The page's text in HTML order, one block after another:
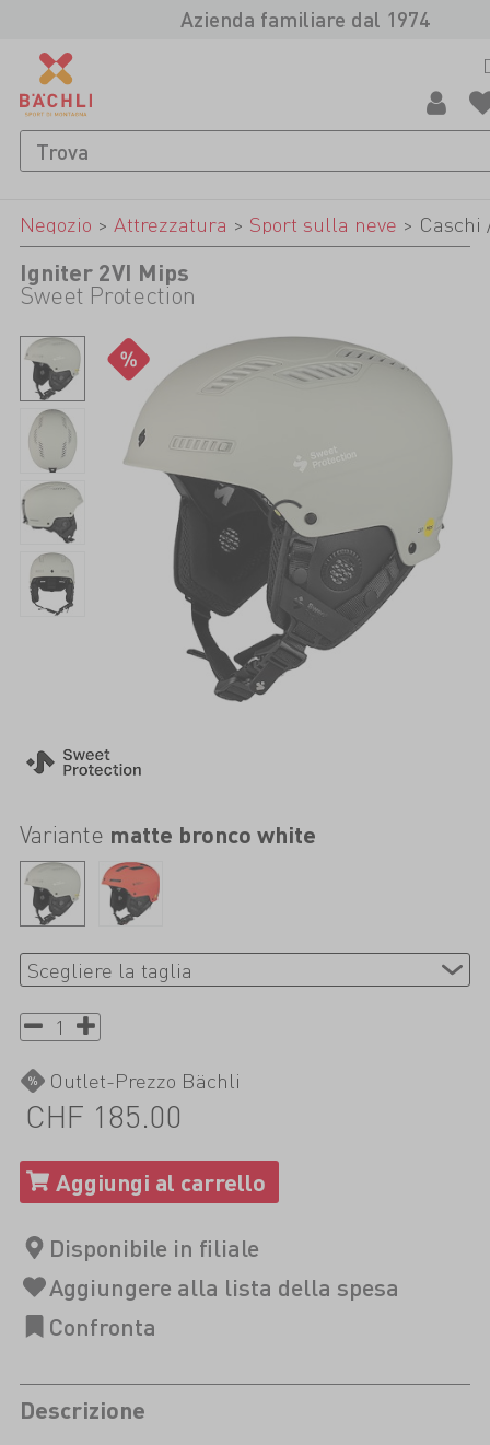
Azienda familiare dal 1974
Negozio > Attrezzatura > Sport sulla neve > Caschi
Igniter 2VI Mips
Sweet Protection
Variante matte bronco white
Outlet-Prezzo Bächli
CHF 185.00
Descrizione